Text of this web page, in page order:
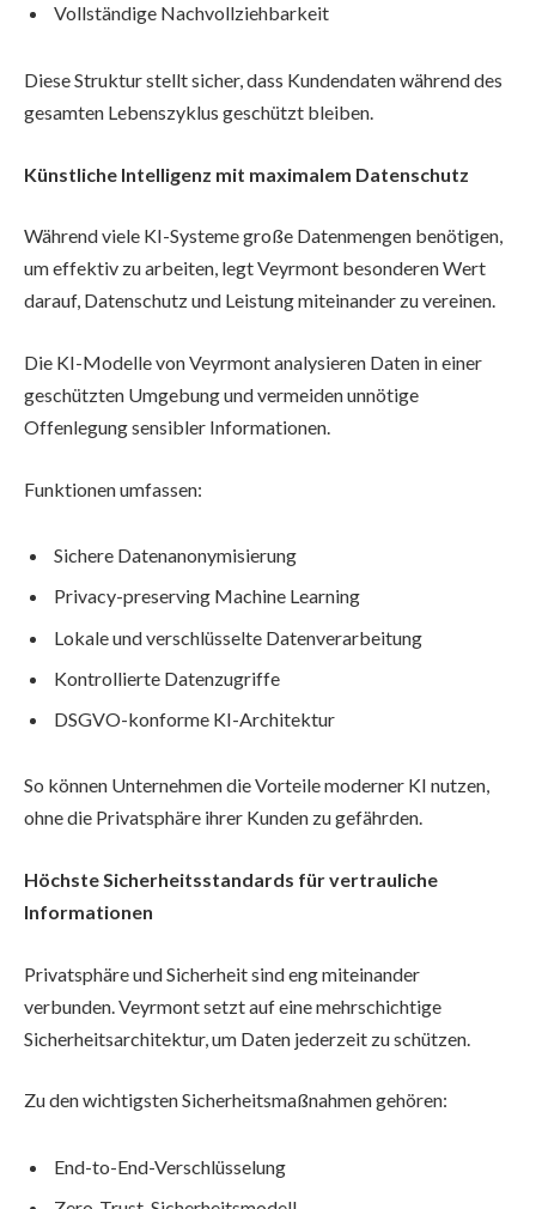
Vollständige Nachvollziehbarkeit
Diese Struktur stellt sicher, dass Kundendaten während des
gesamten Lebenszyklus geschützt bleiben.
Künstliche Intelligenz mit maximalem Datenschutz
Während viele KI-Systeme große Datenmengen benötigen,
um effektiv zu arbeiten, legt Veyrmont besonderen Wert
darauf, Datenschutz und Leistung miteinander zu vereinen.
Die KI-Modelle von Veyrmont analysieren Daten in einer
geschützten Umgebung und vermeiden unnötige
Offenlegung sensibler Informationen.
Funktionen umfassen:
Sichere Datenanonymisierung
Privacy-preserving Machine Learning
Lokale und verschlüsselte Datenverarbeitung
Kontrollierte Datenzugriffe
DSGVO-konforme KI-Architektur
So können Unternehmen die Vorteile moderner KI nutzen,
ohne die Privatsphäre ihrer Kunden zu gefährden.
Höchste Sicherheitsstandards für vertrauliche
Informationen
Privatsphäre und Sicherheit sind eng miteinander
verbunden. Veyrmont setzt auf eine mehrschichtige
Sicherheitsarchitektur, um Daten jederzeit zu schützen.
Zu den wichtigsten Sicherheitsmaßnahmen gehören:
End-to-End-Verschlüsselung